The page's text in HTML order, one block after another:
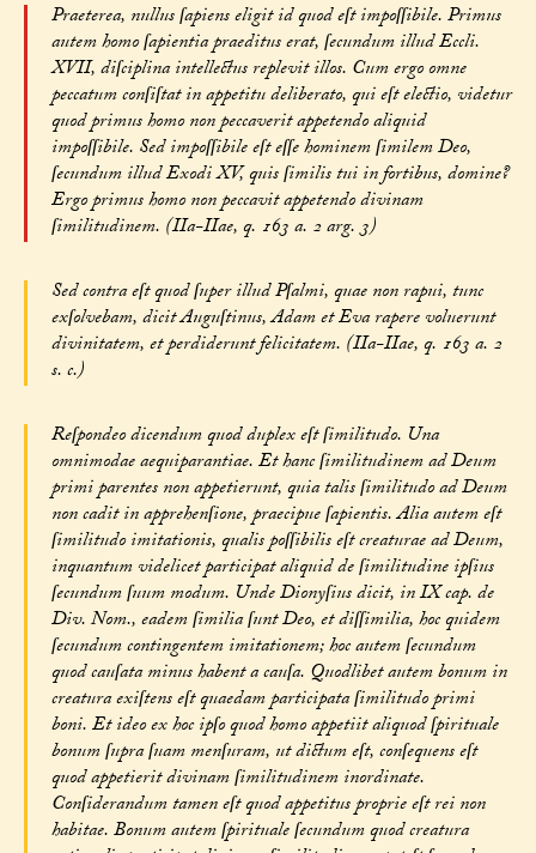
Praeterea, nullus ſapiens eligit id quod eſt impoſſibile. Primus
autem homo ſapientia praeditus erat, ſecundum illud Eccli.
XVII, diſciplina intellectus replevit illos. Cum ergo omne
peccatum conſiſtat in appetitu deliberato, qui eſt electio, videtur
quod primus homo non peccaverit appetendo aliquid
impoſſibile. Sed impoſſibile eſt eſſe hominem ſimilem Deo,
ſecundum illud Exodi XV, quis ſimilis tui in fortibus, domine?
Ergo primus homo non peccavit appetendo divinam
ſimilitudinem. (IIa-IIae, q. 163 a. 2 arg. 3)
Sed contra eſt quod ſuper illud Pſalmi, quae non rapui, tunc
exſolvebam, dicit Auguſtinus, Adam et Eva rapere voluerunt
divinitatem, et perdiderunt felicitatem. (IIa-IIae, q. 163 a. 2
s. c.)
Reſpondeo dicendum quod duplex eſt ſimilitudo. Una
omnimodae aequiparantiae. Et hanc ſimilitudinem ad Deum
primi parentes non appetierunt, quia talis ſimilitudo ad Deum
non cadit in apprehenſione, praecipue ſapientis. Alia autem eſt
ſimilitudo imitationis, qualis poſſibilis eſt creaturae ad Deum,
inquantum videlicet participat aliquid de ſimilitudine ipſius
ſecundum ſuum modum. Unde Dionyſius dicit, in IX cap. de
Div. Nom., eadem ſimilia ſunt Deo, et diſſimilia, hoc quidem
ſecundum contingentem imitationem; hoc autem ſecundum
quod cauſata minus habent a cauſa. Quodlibet autem bonum in
creatura exiſtens eſt quaedam participata ſimilitudo primi
boni. Et ideo ex hoc ipſo quod homo appetiit aliquod ſpirituale
bonum ſupra ſuam menſuram, ut dictum eſt, conſequens eſt
quod appetierit divinam ſimilitudinem inordinate.
Conſiderandum tamen eſt quod appetitus proprie eſt rei non
habitae. Bonum autem ſpirituale ſecundum quod creatura